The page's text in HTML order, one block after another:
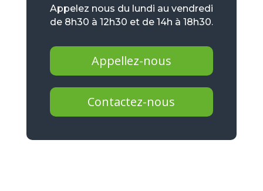
Appelez nous du lundi au vendredi
de 8h30 à 12h30 et de 14h à 18h30.
Appellez-nous
Contactez-nous